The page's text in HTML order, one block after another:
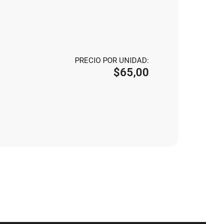
PRECIO POR UNIDAD:
$65,00